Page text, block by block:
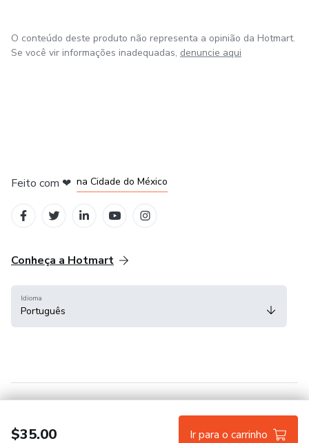
$35.00 Ir para o carrinho
O conteúdo deste produto não representa a opinião da Hotmart.
Se você vir informações inadequadas, denuncie aqui
Feito com ❤ na Cidade do México
Conheça a Hotmart
Idioma
Português